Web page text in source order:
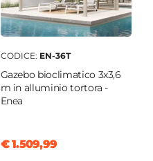
CODICE: EN-36T
Gazebo bioclimatico 3x3,6
m in alluminio tortora -
Enea
€ 1.509,99